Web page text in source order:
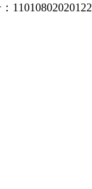
11010802020122